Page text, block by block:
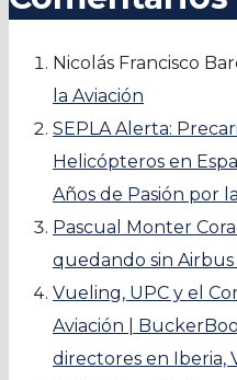
Nicolás Francisco
la Aviación
SEPLA Alerta:
Helicópteros en
Años de Pasión por
Pascual Monter
quedando sin Airbus
Vueling, UPC y el
Aviación |
directores en Iberia,